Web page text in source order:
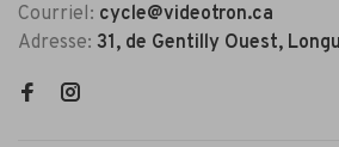
Courriel: cycle@videotron.ca
Adresse: 31, de Gentilly Ouest,